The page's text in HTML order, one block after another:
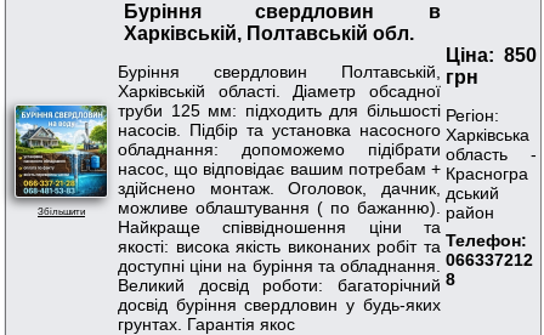
Збільшити
Буріння свердловин в
Харківській, Полтавській обл.
Буріння свердловин Полтавській,
Харківській області. Діаметр обсадної
труби 125 мм: підходить для більшості
насосів. Підбір та установка насосного
обладнання: допоможемо підібрати
насос, що відповідає вашим потребам +
здійснено монтаж. Оголовок, дачник,
можливе облаштування ( по бажанню).
Найкраще співвідношення ціни та
якості: висока якість виконаних робіт та
доступні ціни на буріння та обладнання.
Великий досвід роботи: багаторічний
досвід буріння свердловин у будь-яких
грунтах. Гарантія якос
Ціна: 850
грн
Регіон:
Харківська
область -
Красногра
дський
район
Телефон:
066337212
8